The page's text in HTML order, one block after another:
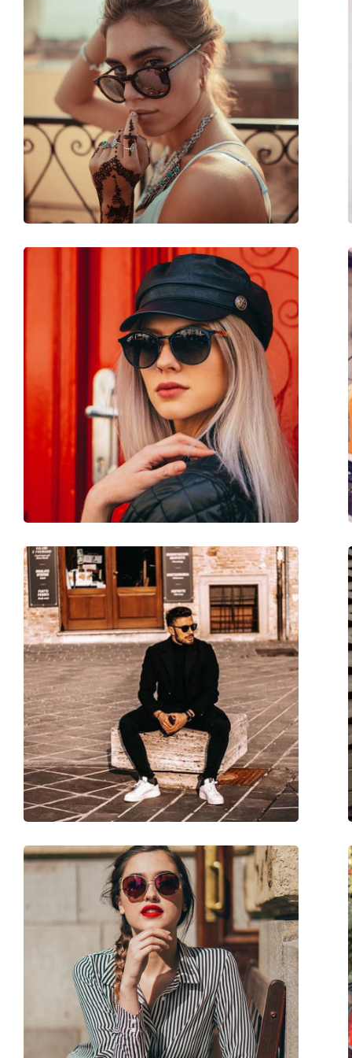
Forma montatura:
Colore montatura:
Nero
Materiale montatura:
Eco-friendly - Bio-
Taglia:
L
Larghezza montatura:
142 mm
Lunghezza asta (Asta):
145 mm
Ponte:
20 mm
Peso:
230 g
Naselli regolabili:
Sì
Panno per pulizia:
Sì
Unisex
Categorie:
Occhiali da sole
Hugo Boss
Utilizzo:
Moda
1506/S 807 KU 52